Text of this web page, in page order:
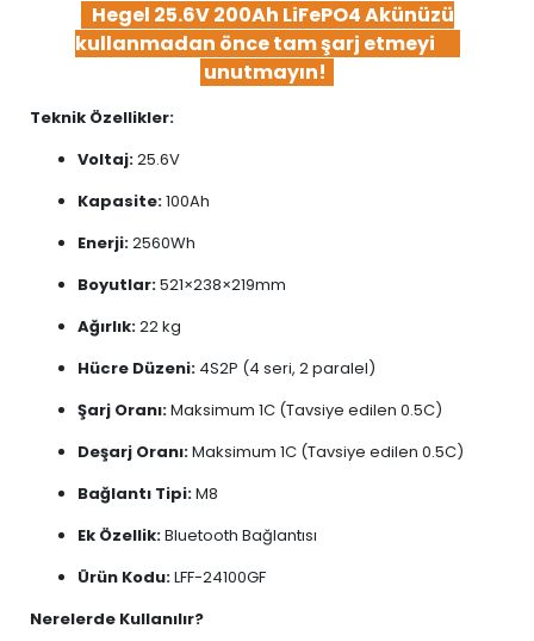
Hegel 25.6V 200Ah LiFePO4 Akünüzü
kullanmadan önce tam şarj etmeyi
unutmayın!
Teknik Özellikler:
Voltaj:25.6V
Kapasite:100Ah
Enerji:2560Wh
Boyutlar:521×238×219mm
Ağırlık:22 kg
Hücre Düzeni: 4S2P (4 seri, 2 paralel)
Şarj Oranı:Maksimum 1C (Tavsiye edilen 0.5C)
Deşarj Oranı:Maksimum 1C (Tavsiye edilen 0.5C)
Bağlantı Tipi:M8
Ek Özellik:Bluetooth Bağlantısı
Ürün Kodu:LFF-24100GF
Nerelerde Kullanılır?